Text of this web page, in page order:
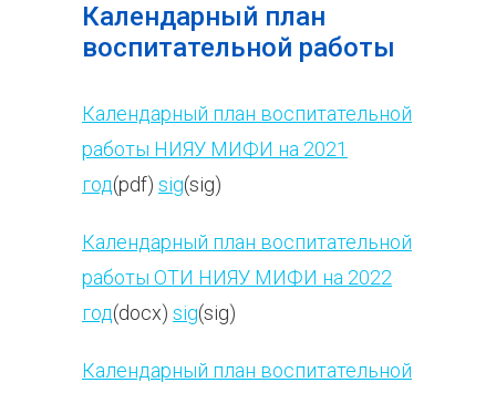
Календарный план
воспитательной работы
Календарный план воспитательной
работы НИЯУ МИФИ на 2021
год(pdf) sig(sig)
Календарный план воспитательной
работы ОТИ НИЯУ МИФИ на 2022
год(docx) sig(sig)
Календарный план воспитательной